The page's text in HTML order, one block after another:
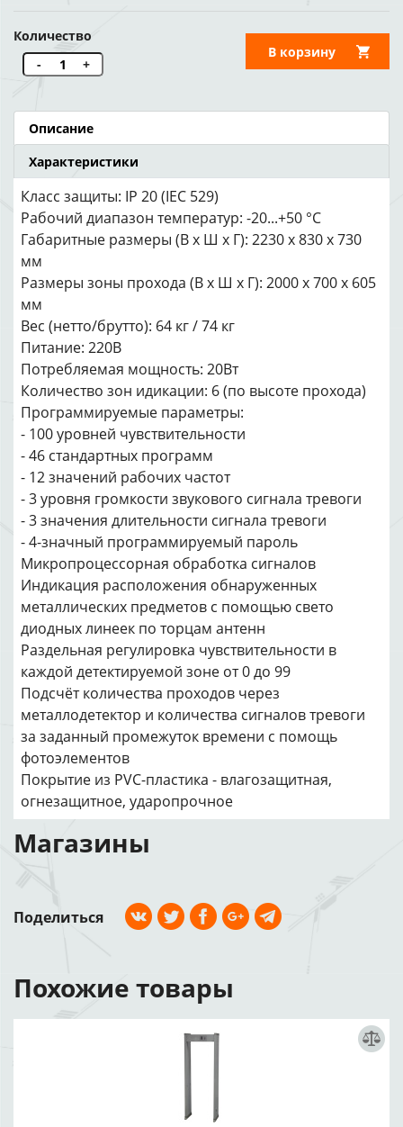
Количество
-
+
В корзину
Описание
Характеристики
Класс защиты: IP 20 (IEC 529)
Рабочий диапазон температур: -20...+50 °С
Габаритные размеры (В х Ш х Г): 2230 х 830 х 730
мм
Размеры зоны прохода (В х Ш х Г): 2000 х 700 х 605
мм
Вес (нетто/брутто): 64 кг / 74 кг
Питание: 220В
Потребляемая мощность: 20Вт
Количество зон идикации: 6 (по высоте прохода)
Программируемые параметры:
- 100 уровней чувствительности
- 46 стандартных программ
- 12 значений рабочих частот
- 3 уровня громкости звукового сигнала тревоги
- 3 значения длительности сигнала тревоги
- 4-значный программируемый пароль
Микропроцессорная обработка сигналов
Индикация расположения обнаруженных
металлических предметов с помощью свето
диодных линеек по торцам антенн
Раздельная регулировка чувствительности в
каждой детектируемой зоне от 0 до 99
Подсчёт количества проходов через
металлодетектор и количества сигналов тревоги
за заданный промежуток времени с помощь
фотоэлементов
Покрытие из PVC-пластика - влагозащитная,
огнезащитное, ударопрочное
Магазины
Поделиться
Похожие товары